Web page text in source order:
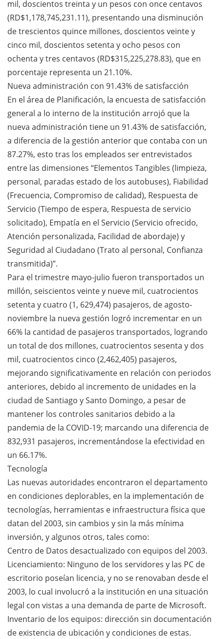
mil, doscientos treinta y un pesos con once centavos
(RD$1,178,745,231.11), presentando una disminución
de trescientos quince millones, doscientos veinte y
cinco mil, doscientos setenta y ocho pesos con
ochenta y tres centavos (RD$315,225,278.83), que en
porcentaje representa un 21.10%.
Nueva administración con 91.43% de satisfacción
En el área de Planificación, la encuesta de satisfacción
general a lo interno de la institución arrojó que la
nueva administración tiene un 91.43% de satisfacción,
a diferencia de la gestión anterior que contaba con un
87.27%, esto tras los empleados ser entrevistados
entre las dimensiones “Elementos Tangibles (limpieza,
personal, paradas estado de los autobuses), Fiabilidad
(Frecuencia, Compromiso de calidad), Respuesta de
Servicio (Tiempo de espera, Respuesta de servicio
solicitado), Empatía en el Servicio (Servicio ofrecido,
Atención personalizada, Facilidad de abordaje) y
Seguridad al Ciudadano (Trato al personal, Confianza
transmitida)”.
Para el trimestre mayo-julio fueron transportados un
millón, seiscientos veinte y nueve mil, cuatrocientos
setenta y cuatro (1, 629,474) pasajeros, de agosto-
noviembre la nueva gestión logró incrementar en un
66% la cantidad de pasajeros transportados, logrando
un total de dos millones, cuatrocientos sesenta y dos
mil, cuatrocientos cinco (2,462,405) pasajeros,
mejorando significativamente en relación con periodos
anteriores, debido al incremento de unidades en la
ciudad de Santiago y Santo Domingo, a pesar de
mantener los controles sanitarios debido a la
pandemia de la COVID-19; marcando una diferencia de
832,931 pasajeros, incrementándose la efectividad en
un 66.17%.
Tecnología
Las nuevas autoridades encontraron el departamento
en condiciones deplorables, en la implementación de
tecnologías, herramientas e infraestructura física que
datan del 2003, sin cambios y sin la más mínima
inversión, y algunos otros, tales como:
Centro de Datos desactualizado con equipos del 2003.
Licenciamiento: Ninguno de los servidores y las PC de
escritorio poseían licencia, y no se renovaban desde el
2003, lo cual involucró a la institución en una situación
legal con vistas a una demanda de parte de Microsoft.
Inventario de los equipos: dirección sin documentación
de existencia de ubicación y condiciones de estas.